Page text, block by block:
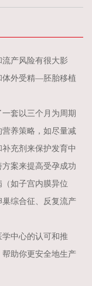
产风险有很大影
体外受精—胚胎移植
套以三个月为周期
养策略，如尽量减
充剂来保护发育中
案来提高受孕成功
如子宫内膜异位
综合征、反复流产
中心的认可和推
助你更安全地生产